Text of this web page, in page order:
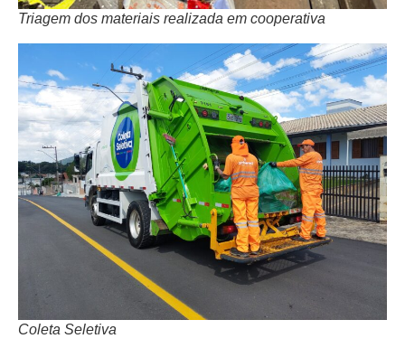
Triagem dos materiais realizada em cooperativa
Coleta Seletiva